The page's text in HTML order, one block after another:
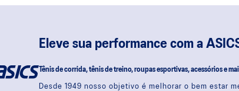
Eleve sua performance com a
Tênis de corrida, tênis de treino, roupas esportivas, acessórios e
Desde 1949 nosso objetivo é melhorar o bem estar